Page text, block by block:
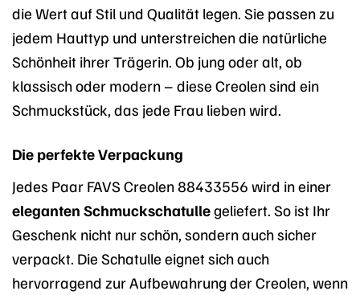
die Wert auf Stil und Qualität legen. Sie passen zu
jedem Hauttyp und unterstreichen die natürliche
Schönheit ihrer Trägerin. Ob jung oder alt, ob
klassisch oder modern – diese Creolen sind ein
Schmuckstück, das jede Frau lieben wird.
Die perfekte Verpackung
Jedes Paar FAVS Creolen 88433556 wird in einer
eleganten Schmuckschatullegeliefert. So ist Ihr
Geschenk nicht nur schön, sondern auch sicher
verpackt. Die Schatulle eignet sich auch
hervorragend zur Aufbewahrung der Creolen, wenn